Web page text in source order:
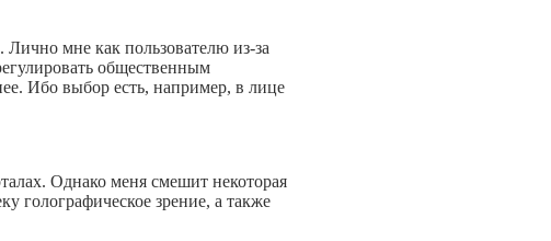
мне как пользователю из-за
общественным
Ибо выбор есть, например, в лице
Однако меня смешит некоторая
голографическое зрение, а также